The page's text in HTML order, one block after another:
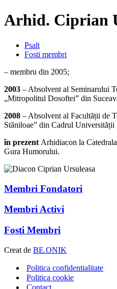
Arhid. Ciprian
Psalt
Fosti membri
– membru din 2005;
2003 – Absolvent al Seminarului
„Mitropolitul Dosoftei” din
2008 – Absolvent al Facultății de
Stăniloae” din Cadrul
în prezent Arhidiacon la
Gura Humorului.
Membri Fondatori
Membri Activi
Fosti Membri
Creat de BE.ONIK
Politica confidentialitate
Politica cookie
Contact